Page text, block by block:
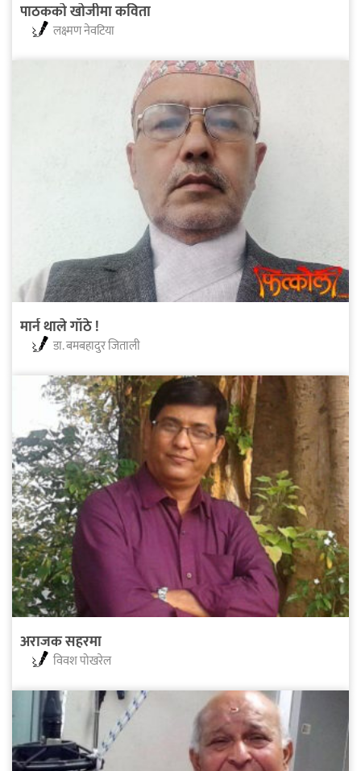
पाठकको खोजीमा कविता
लक्ष्मण नेवटिया
मार्न थाले गाँठे !
डा. बमबहादुर जिताली
अराजक सहरमा
विवश पोखरेल